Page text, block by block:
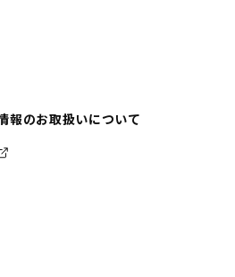
報のお取扱いについて